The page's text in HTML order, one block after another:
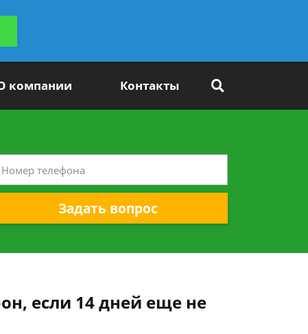
компании Контакты
Задать вопрос
если 14 дней еще не